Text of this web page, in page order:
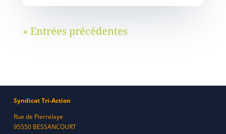
« Entrées précédentes
Syndicat Tri-Action
Rue de Pierrelaye
95550 BESSANCOURT